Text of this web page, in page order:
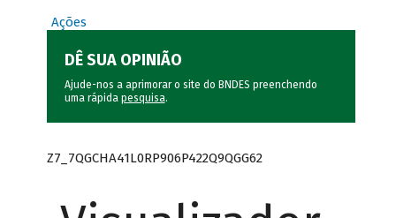
Ações
DÊ SUA OPINIÃO
Ajude-nos a aprimorar o site do BNDES preenchendo
uma rápida pesquisa.
Z7_7QGCHA41L0RP906P422Q9QGG62